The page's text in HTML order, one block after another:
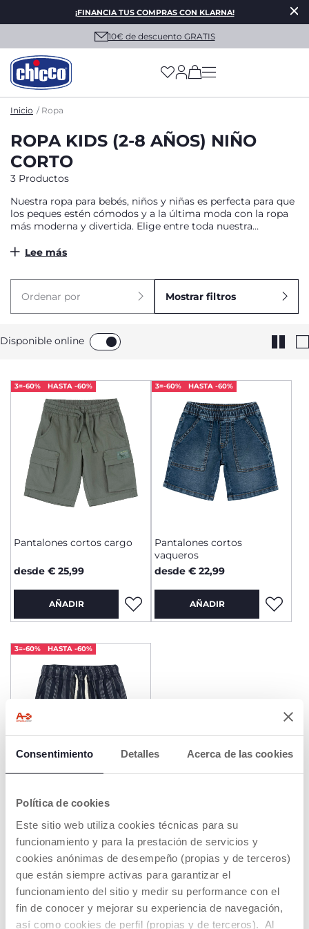
Consentimiento Detalles Acerca de las cookies
Política de cookies
Este sitio web utiliza cookies técnicas para su
funcionamiento y para la prestación de servicios y
cookies anónimas de desempeño (propias y de terceros)
que están siempre activas para garantizar el
funcionamiento del sitio y medir su performance con el
fin de conocer y mejorar su experiencia de navegación,
así como cookies de perfil (propias y de terceros). Al
¡FINANCIA TUS COMPRAS CON KLARNA!
10€ de descuento GRATIS
(has more options
Inicio Ropa
ROPA KIDS (2-8 AÑOS) NIÑO
CORTO
3 Productos
Nuestra ropa para bebés, niños y niñas es perfecta para que
los peques estén cómodos y a la última moda con la ropa
más moderna y divertida. Elige entre toda nuestra
las prendas más fresquitas y ligeras para el verano, hasta los
Lee más
Ordenar por Mostrar filtros
Disponible online
3=-60% HASTA -60%
Pantalones cortos cargo
desde € 25,99
AÑADIR
3=-60% HASTA -60%
Pantalones cortos
vaqueros
desde € 22,99
AÑADIR
3=-60% HASTA -60%
Pantalones cortos de rayas
ROPA PARA BEBÉ, NIÑOS Y NIÑAS